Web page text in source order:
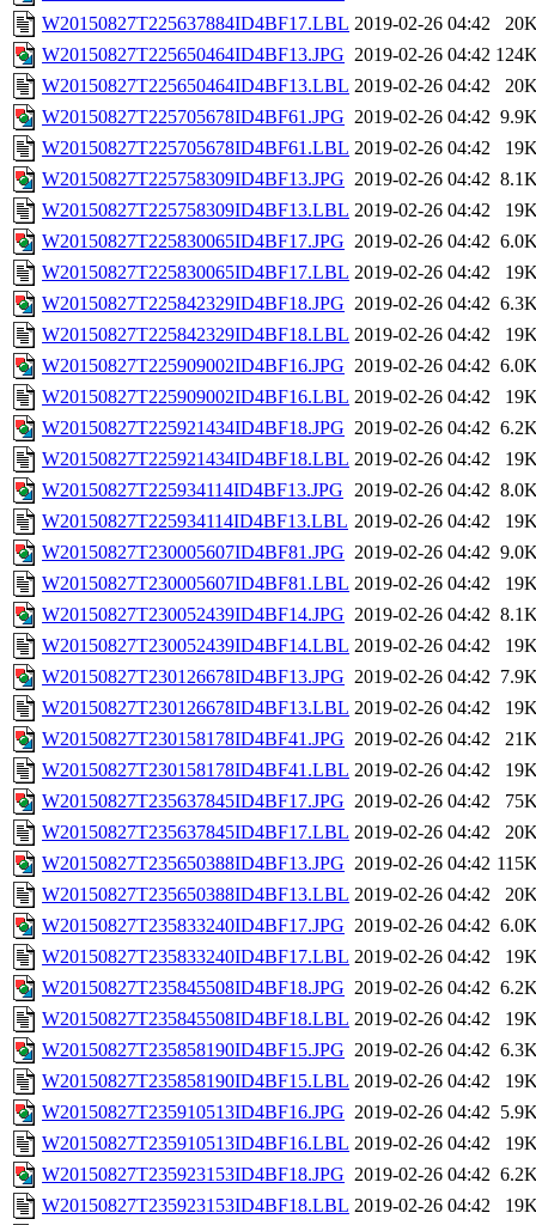
W20150827T225637884ID4BF17.LBL 2019-02-26 04:42
W20150827T225650464ID4BF13.JPG 2019-02-26 04:42
W20150827T225650464ID4BF13.LBL 2019-02-26 04:42
W20150827T225705678ID4BF61.JPG 2019-02-26 04:42
W20150827T225705678ID4BF61.LBL 2019-02-26 04:42
W20150827T225758309ID4BF13.JPG 2019-02-26 04:42
W20150827T225758309ID4BF13.LBL 2019-02-26 04:42
W20150827T225830065ID4BF17.JPG 2019-02-26 04:42
W20150827T225830065ID4BF17.LBL 2019-02-26 04:42
W20150827T225842329ID4BF18.JPG 2019-02-26 04:42
W20150827T225842329ID4BF18.LBL 2019-02-26 04:42
W20150827T225909002ID4BF16.JPG 2019-02-26 04:42
W20150827T225909002ID4BF16.LBL 2019-02-26 04:42
W20150827T225921434ID4BF18.JPG 2019-02-26 04:42
W20150827T225921434ID4BF18.LBL 2019-02-26 04:42
W20150827T225934114ID4BF13.JPG 2019-02-26 04:42
W20150827T225934114ID4BF13.LBL 2019-02-26 04:42
W20150827T230005607ID4BF81.JPG 2019-02-26 04:42
W20150827T230005607ID4BF81.LBL 2019-02-26 04:42
W20150827T230052439ID4BF14.JPG 2019-02-26 04:42
W20150827T230052439ID4BF14.LBL 2019-02-26 04:42
W20150827T230126678ID4BF13.JPG 2019-02-26 04:42
W20150827T230126678ID4BF13.LBL 2019-02-26 04:42
W20150827T230158178ID4BF41.JPG 2019-02-26 04:42
W20150827T230158178ID4BF41.LBL 2019-02-26 04:42
W20150827T235637845ID4BF17.JPG 2019-02-26 04:42
W20150827T235637845ID4BF17.LBL 2019-02-26 04:42
W20150827T235650388ID4BF13.JPG 2019-02-26 04:42
W20150827T235650388ID4BF13.LBL 2019-02-26 04:42
W20150827T235833240ID4BF17.JPG 2019-02-26 04:42
W20150827T235833240ID4BF17.LBL 2019-02-26 04:42
W20150827T235845508ID4BF18.JPG 2019-02-26 04:42
W20150827T235845508ID4BF18.LBL 2019-02-26 04:42
W20150827T235858190ID4BF15.JPG 2019-02-26 04:42
W20150827T235858190ID4BF15.LBL 2019-02-26 04:42
W20150827T235910513ID4BF16.JPG 2019-02-26 04:42
W20150827T235910513ID4BF16.LBL 2019-02-26 04:42
W20150827T235923153ID4BF18.JPG 2019-02-26 04:42
W20150827T235923153ID4BF18.LBL 2019-02-26 04:42